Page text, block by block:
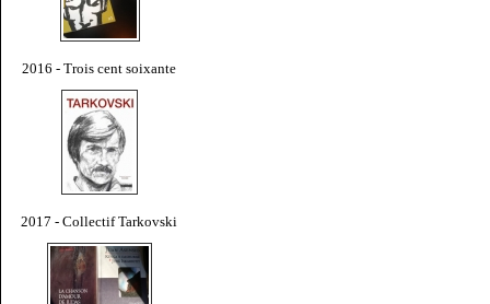
2016 - Trois cent soixante
2017 - Collectif Tarkovski